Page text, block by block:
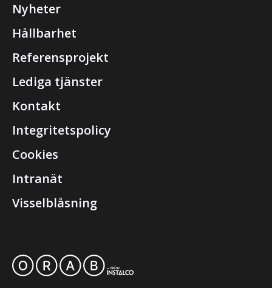
Nyheter
Hållbarhet
Referensprojekt
Lediga tjänster
Kontakt
Integritetspolicy
Cookies
Intranät
Visselblåsning